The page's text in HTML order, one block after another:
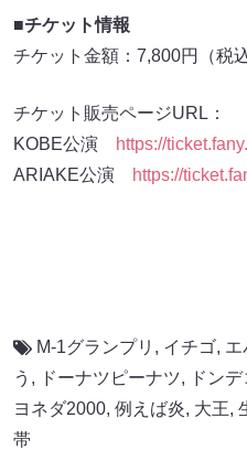
■チケット情報
チケット金額：7,800円（税込
チケット販売ページURL：
KOBE公演
https://
ARIAKE公演
https://
M-1グランプリ , イチゴ, エ
う , ドーナツピーナツ, ドン
ヨネダ2000, 例えば炎, 大王,
帯